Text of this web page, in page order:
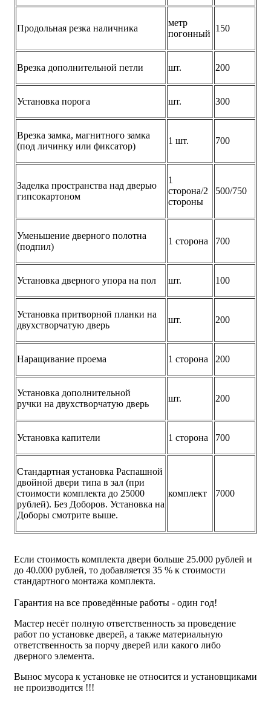
Продольная резка наличника
метр
погонный
150
Врезка дополнительной петли шт. 200
Установка порога шт. 300
Врезка замка, магнитного замка
(под личинку или фиксатор)
1 шт. 700
Заделка пространства над дверью
гипсокартоном
1
сторона/2
стороны
500/750
Уменьшение дверного полотна
(подпил)
1 сторона 700
Установка дверного упора на пол шт. 100
Установка притворной планки на
двухстворчатую дверь
шт. 200
Наращивание проема 1 сторона 200
Установка дополнительной
ручки на двухстворчатую дверь
шт. 200
Установка капители 1 сторона 700
Стандартная установка Распашной
двойной двери типа в зал (при
стоимости комплекта до 25000
рублей). Без Доборов. Установка на
Доборы смотрите выше.
комплект 7000
Если стоимость комплекта двери больше 25.000 рублей и
до 40.000 рублей, то добавляется 35 % к стоимости
стандартного монтажа комплекта.
Гарантия на все проведённые работы - один год!
Мастер несёт полную ответственность за проведение
работ по установке дверей, а также материальную
ответственность за порчу дверей или какого либо
дверного элемента.
Вынос мусора к установке не относится и установщиками
не производится !!!